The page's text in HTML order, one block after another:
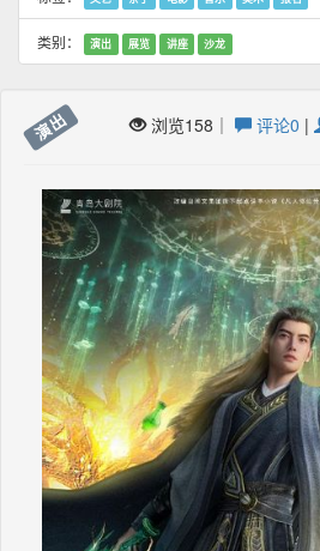
类别： 演出 展览 讲座 沙龙
演出 浏览158｜ 评论0 |